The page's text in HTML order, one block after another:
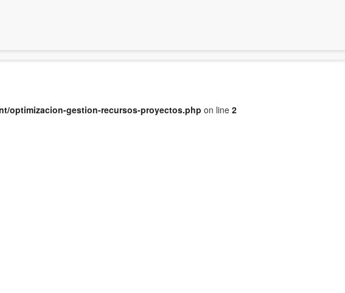
optimizacion-gestion-recursos-proyectos.php on line 2